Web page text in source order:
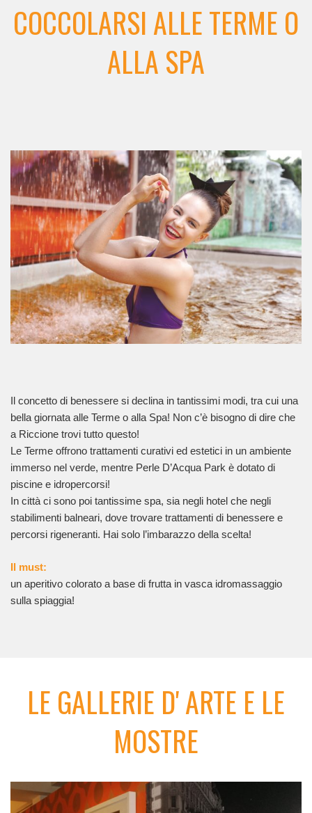
COCCOLARSI ALLE TERME O
ALLA SPA
Il concetto di benessere si declina in tantissimi modi, tra cui una
bella giornata alle Terme o alla Spa! Non c’è bisogno di dire che
a Riccione trovi tutto questo!
Le Terme offrono trattamenti curativi ed estetici in un ambiente
immerso nel verde, mentre Perle D’Acqua Park è dotato di
piscine e idropercorsi!
In città ci sono poi tantissime spa, sia negli hotel che negli
stabilimenti balneari, dove trovare trattamenti di benessere e
percorsi rigeneranti. Hai solo l’imbarazzo della scelta!
Il must:
un aperitivo colorato a base di frutta in vasca idromassaggio
sulla spiaggia!
LE GALLERIE D' ARTE E LE
MOSTRE